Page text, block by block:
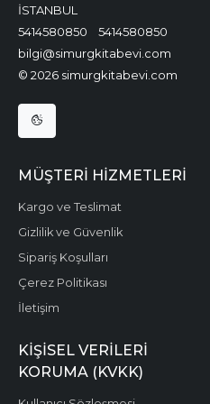
İSTANBUL
5414580850
5414580850
bilgi@simurgkitabevi.com
© 2026 simurgkitabevi.com
MÜŞTERI HIZMETLERI
Kargo ve Teslimat
Gizlilik ve Güvenlik
Sipariş Koşulları
Çerez Politikası
İletişim
KIŞISEL VERILERI
KORUMA (KVKK)